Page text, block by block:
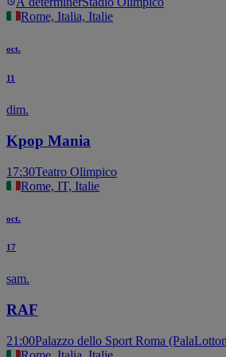
Rome, Italia, Italie
oct.
11
dim.
Kpop Mania
17:30Teatro Olimpico
Rome, IT, Italie
oct.
17
sam.
RAF
21:00Palazzo dello Sport Roma